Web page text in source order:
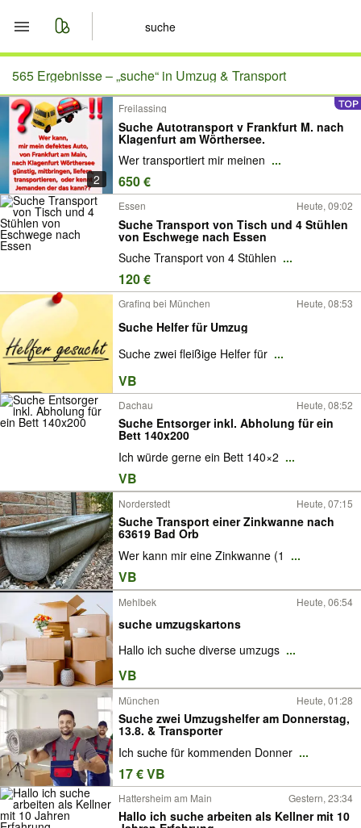
Start
Merkliste
Nachrichten
Anzeige aufgeben
565 Ergebnisse –„suche“ in Umzug & Transport
2
Freilassing
Suche Autotransport v Frankfurt M. nach
Klagenfurt am Wörthersee.
Wer transportiert mir meinen ...
650 €
Essen Heute, 09:02
Suche Transport von Tisch und 4 Stühlen
von Eschwege nach Essen
Suche Transport von 4 Stühlen ...
120 €
Grafing bei München Heute, 08:53
Suche Helfer für Umzug
Suche zwei fleißige Helfer für ...
VB
Dachau Heute, 08:52
Suche Entsorger inkl. Abholung für ein
Bett 140x200
Ich würde gerne ein Bett 140×2 ...
VB
Norderstedt Heute, 07:15
Suche Transport einer Zinkwanne nach
63619 Bad Orb
Wer kann mir eine Zinkwanne (1 ...
VB
Mehlbek Heute, 06:54
suche umzugskartons
Hallo ich suche diverse umzugs ...
VB
München Heute, 01:28
Suche zwei Umzugshelfer am Donnerstag,
13.8. & Transporter
Ich suche für kommenden Donner ...
17 € VB
Hattersheim am Main Gestern, 23:34
Hallo ich suche arbeiten als Kellner mit 10